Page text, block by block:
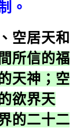
。
空居天和
所信的福
天神；空
欲界天
的二十二